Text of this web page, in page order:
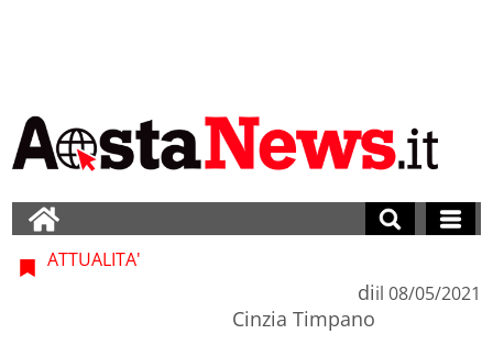
ATTUALITA'
di
Cinzia Timpano
il 08/05/2021